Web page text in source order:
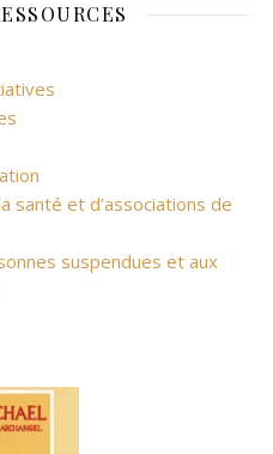
santé et d’associations de
suspendues et aux